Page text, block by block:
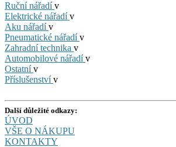
Ruční nářadív
Elektrické nářadív
Aku nářadív
Pneumatické nářadív
Zahradní technika v
Automobilové nářadív
Ostatnív
Příslušenstvív
Další důležité odkazy:
ÚVOD
VŠE O NÁKUPU
KONTAKTY